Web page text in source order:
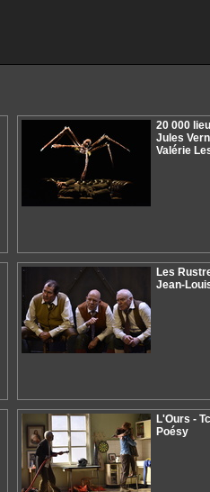
20 000
Jules
Valérie
Les
Jean-
L'Ours -
Poésy